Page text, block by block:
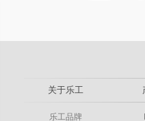
关于乐工
乐工品牌